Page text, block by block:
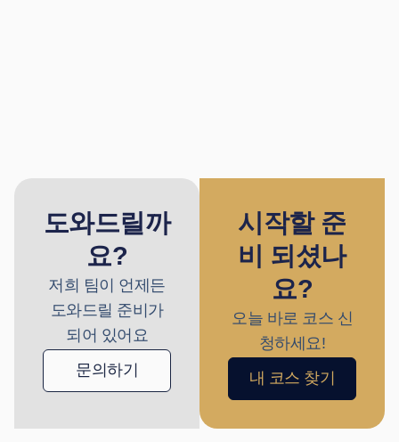
도와드릴까
요?
저희 팀이 언제든
도와드릴 준비가
되어 있어요
문의하기
시작할 준
비 되셨나
요?
오늘 바로 코스 신
청하세요!
내 코스 찾기